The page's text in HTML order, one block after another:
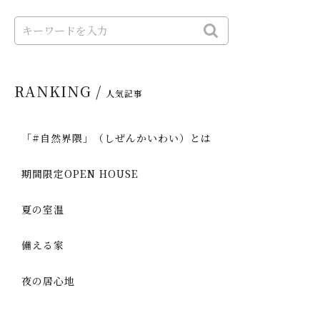
RANKING / 人気記事
「#自然界隈」（しぜんかいわい）とは
期間限定OPEN HOUSE
夏の室温
備える家
夜の居心地